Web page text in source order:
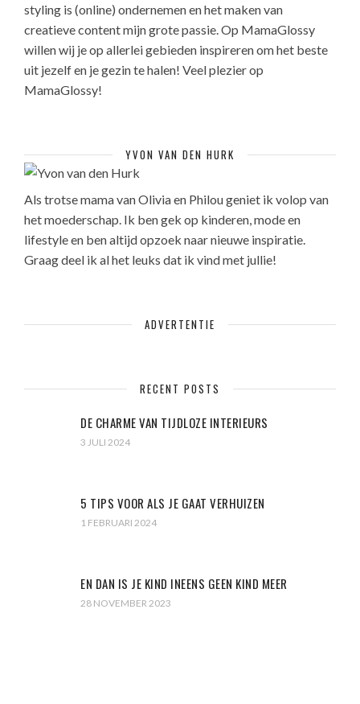
styling is (online) ondernemen en het maken van
creatieve content mijn grote passie. Op MamaGlossy
willen wij je op allerlei gebieden inspireren om het beste
uit jezelf en je gezin te halen! Veel plezier op
MamaGlossy!
YVON VAN DEN HURK
Als trotse mama van Olivia en Philou geniet ik volop van
het moederschap. Ik ben gek op kinderen, mode en
lifestyle en ben altijd opzoek naar nieuwe inspiratie.
Graag deel ik al het leuks dat ik vind met jullie!
ADVERTENTIE
RECENT POSTS
DE CHARME VAN TIJDLOZE INTERIEURS
3 JULI 2024
5 TIPS VOOR ALS JE GAAT VERHUIZEN
1 FEBRUARI 2024
EN DAN IS JE KIND INEENS GEEN KIND MEER
28 NOVEMBER 2023